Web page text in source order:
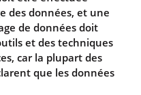
des données, et une
de données doit
et des techniques
car la plupart des
que les données